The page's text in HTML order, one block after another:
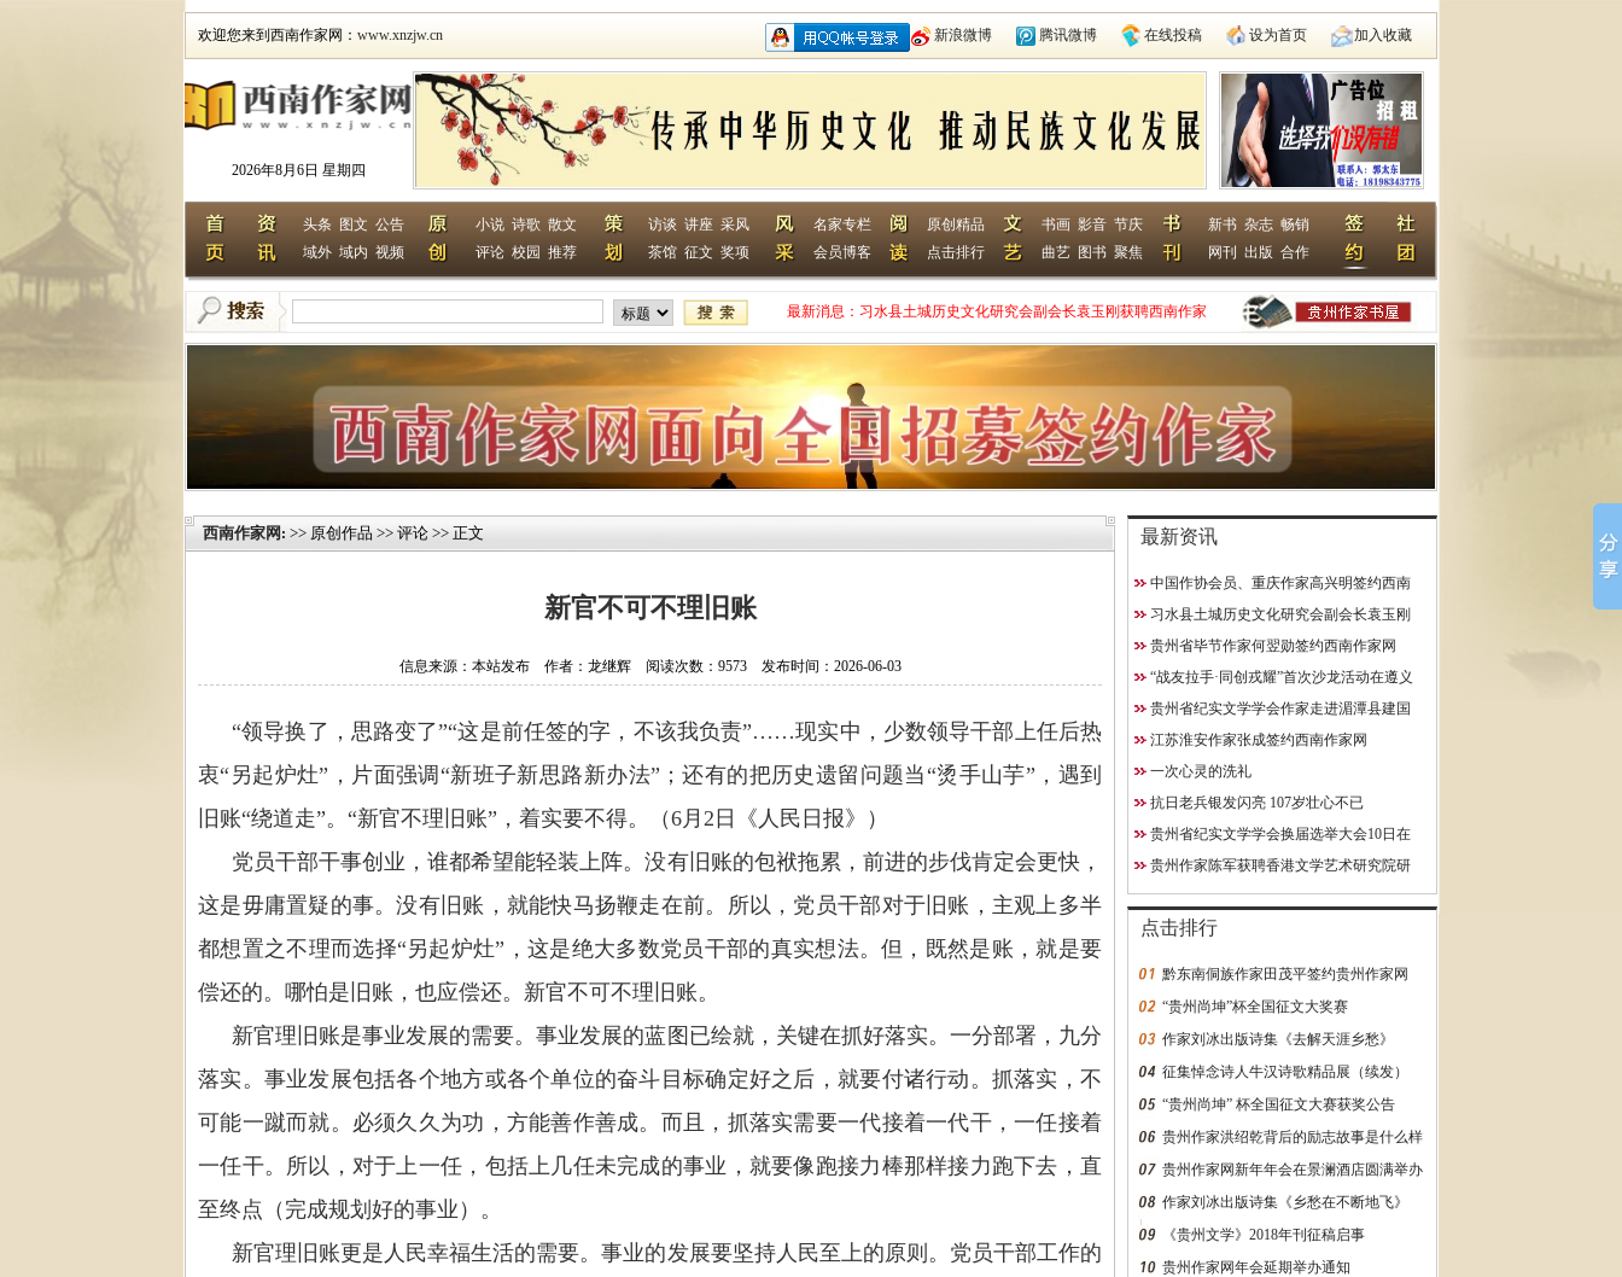
欢迎您来到西南作家网： www.xnzjw.cn 新浪微博 腾讯微博 在线投稿 设为首页 加入收藏
2026年8月6日 星期四
头条 图文 公告
域外 域内 视频
小说 诗歌 散文
评论 校园 推荐
访谈 讲座 采风
茶馆 征文 奖项
名家专栏
会员博客
原创精品
点击排行
书画 影音 节庆
曲艺 图书 聚焦
新书 杂志 畅销
网刊
出版 合作
最新消息： 习水县土城历史文化研究会副会长袁玉刚获聘西南作家
贵州省毕节作家何翌勋签约西南作家网
“战友拉手·同创戎耀”首次沙龙活动在遵义启动
贵州省纪实文学学会作家走进湄潭县建国学校
江苏淮安作家张成签约西南作家网
抗日老兵银发闪亮 107岁壮心不已
贵州省纪实文学学会换届选举大会10日在贵阳成功举行
中国作协会员、重庆作家高兴明签约西南作家网
西南作家网 : >> 原创作品 >> 评论 >> 正文
新官不可不理旧账
信息来源：本站发布 作者：龙继辉 阅读次数：9573 发布时间：2026-06-03
“领导换了，思路变了”“这是前任签的字，不该我负责”……现实中，少数领导干部上任后热
衷“另起炉灶” ，片面强调 “新班子新思路新办法” ；还有的把历史遗留问题当 “烫手山芋” ，遇到
旧账“绕道走”。 “新官不理旧账” ，着实要不得。 （6 月 2 日《人民日报》）
党员干部干事创业，谁都希望能轻装上阵。没有旧账的包袱拖累，前进的步伐肯定会更快，
这是毋庸置疑的事。没有旧账，就能快马扬鞭走在前。所以，党员干部对于旧账，主观上多半
都想置之不理而选择“另起炉灶” ，这是绝大多数党员干部的真实想法。但，既然是账，就是要
偿还的。哪怕是旧账，也应偿还。新官不可不理旧账。
新官理旧账是事业发展的需要。事业发展的蓝图已绘就，关键在抓好落实。一分部署，九分
落实。事业发展包括各个地方或各个单位的奋斗目标确定好之后，就要付诸行动。抓落实，不
可能一蹴而就。必须久久为功，方能善作善成。而且，抓落实需要一代接着一代干，一任接着
一任干。所以，对于上一任，包括上几任未完成的事业，就要像跑接力棒那样接力跑下去，直
至终点（完成规划好的事业）。
新官理旧账更是人民幸福生活的需要。事业的发展要坚持人民至上的原则。党员干部工作的
最新资讯
中国作协会员、重庆作家高兴明签约西南
作家网
习水县土城历史文化研究会副会长袁玉刚
获聘西南作家网终身特聘专
贵州省毕节作家何翌勋签约西南作家网
“战友拉手·同创戎耀”首次沙龙活动在遵义
启动贵州省纪实文学学会作家走进湄潭县建国
学校江苏淮安作家张成签约西南作家网
一次心灵的洗礼
抗日老兵银发闪亮 107岁壮心不已
贵州省纪实文学学会换届选举大会10日在
贵阳成功举行
贵州作家陈军获聘香港文学艺术研究院研
究员
点击排行
黔东南侗族作家田茂平签约贵州作家网
“贵州尚坤”杯全国征文大奖赛
作家刘冰出版诗集《去解天涯乡愁》
征集悼念诗人牛汉诗歌精品展（续发）
“贵州尚坤” 杯全国征文大赛获奖公告
贵州作家洪绍乾背后的励志故事是什么样
的？万字长文告诉你
贵州作家网新年年会在景澜酒店圆满举办
作家刘冰出版诗集《乡愁在不断地飞》
《贵州文学》2018年刊征稿启事
贵州作家网年会延期举办通知